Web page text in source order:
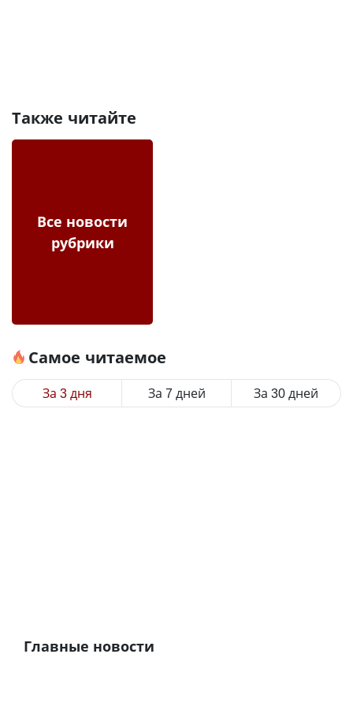
Также читайте
Все новости
рубрики
Самое читаемое
За 3 дня За 7 дней За 30 дней
Главные новости